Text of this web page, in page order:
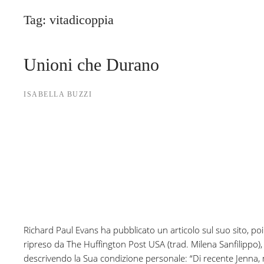
Tag: vitadicoppia
Unioni che Durano
ISABELLA BUZZI
Richard Paul Evans ha pubblicato un articolo sul suo sito, poi
ripreso da The Huffington Post USA (trad. Milena Sanfilippo),
descrivendo la Sua condizione personale: “Di recente Jenna,